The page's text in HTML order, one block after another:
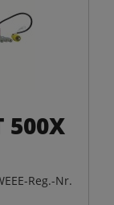
500X
Reg.-Nr.